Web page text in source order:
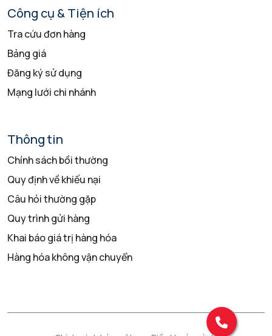
Công cụ & Tiện ích
Tra cứu đơn hàng
Bảng giá
Đăng ký sử dụng
Mạng lưới chi nhánh
Thông tin
Chính sách bồi thường
Quy định về khiếu nại
Câu hỏi thường gặp
Quy trình gửi hàng
Khai báo giá trị hàng hóa
Hàng hóa không vận chuyển